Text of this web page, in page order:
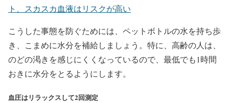
ト、スカスカ血液はリスクが高い
こうした事態を防ぐためには、ペットボトルの水を持ち歩
き、こまめに水分を補給しましょう。特に、高齢の人は、
のどの渇きを感じにくくなっているので、最低でも1時間
おきに水分をとるようにします。
血圧はリラックスして2回測定